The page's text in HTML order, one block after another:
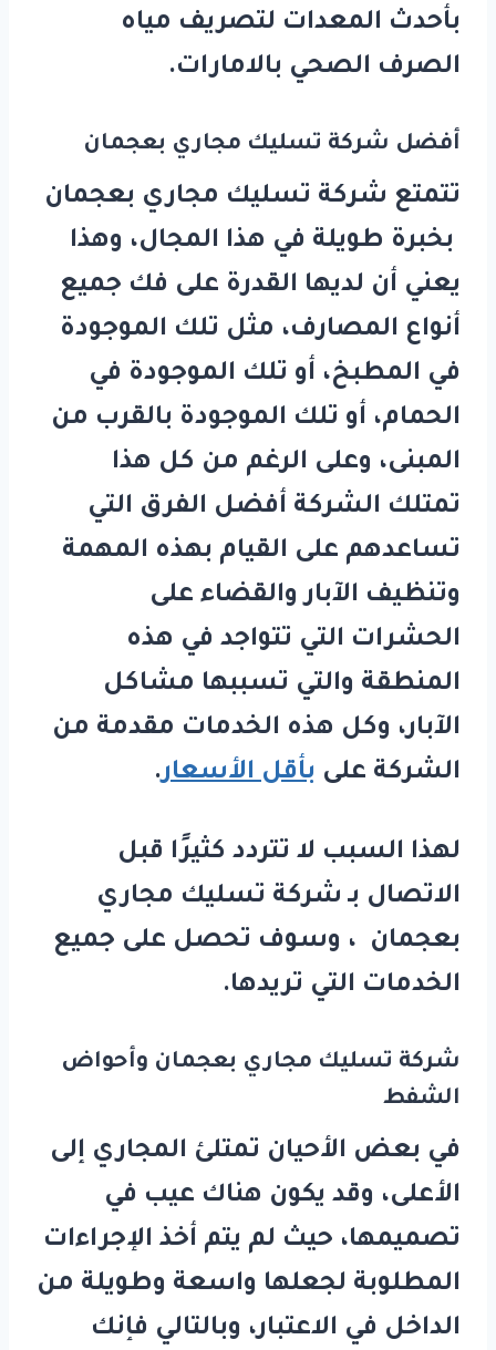
بأحدث المعدات لتصريف مياه
الصرف الصحي بالامارات.
أفضل شركة تسليك مجاري بعجمان
تتمتع شركة تسليك مجاري بعجمان
بخبرة طويلة في هذا المجال، وهذا
يعني أن لديها القدرة على فك جميع
أنواع المصارف، مثل تلك الموجودة
في المطبخ، أو تلك الموجودة في
الحمام، أو تلك الموجودة بالقرب من
المبنى، وعلى الرغم من كل هذا
تمتلك الشركة أفضل الفرق التي
تساعدهم على القيام بهذه المهمة
وتنظيف الآبار والقضاء على
الحشرات التي تتواجد في هذه
المنطقة والتي تسببها مشاكل
الآبار، وكل هذه الخدمات مقدمة من
الشركة على بأقل الأسعار.
لهذا السبب لا تتردد كثيرًا قبل
الاتصال بـ شركة تسليك مجاري
بعجمان ، وسوف تحصل على جميع
الخدمات التي تريدها.
شركة تسليك مجاري بعجمان وأحواض
الشفط
في بعض الأحيان تمتلئ المجاري إلى
الأعلى، وقد يكون هناك عيب في
تصميمها، حيث لم يتم أخذ الإجراءات
المطلوبة لجعلها واسعة وطويلة من
الداخل في الاعتبار، وبالتالي فإنك